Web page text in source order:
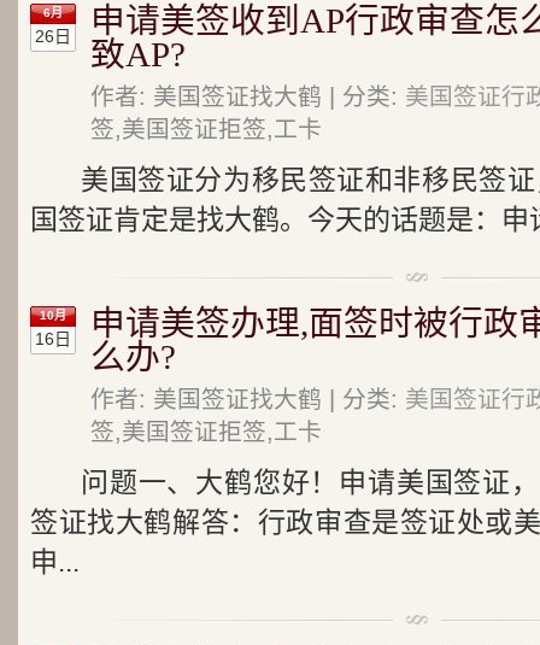
6月
26日
申请美签收到AP行政审查怎
致AP?
作者: 美国签证找大鹤 | 分类: 美国签证行
签,美国签证拒签,工卡
美国签证分为移民签证和非移民签
国签证肯定是找大鹤。今天的话题是：
10月
16日
申请美签办理,面签时被行政
么办?
作者: 美国签证找大鹤 | 分类: 美国签证行
签,美国签证拒签,工卡
问题一、大鹤您好！申请美国签证
签证找大鹤解答：行政审查是签证处或
申...